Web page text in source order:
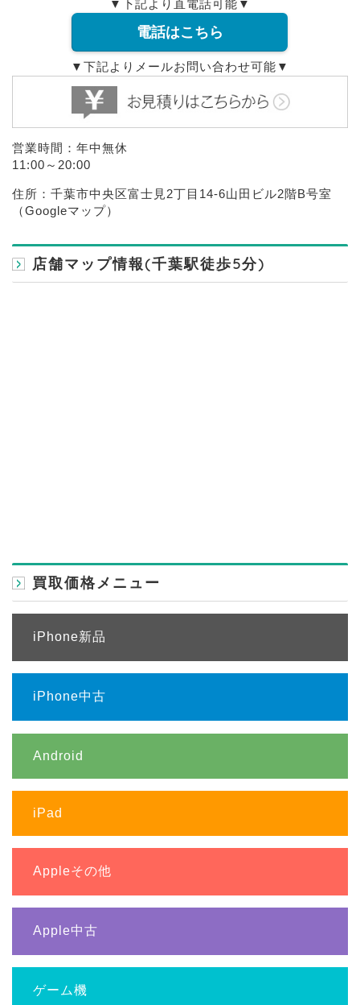
▼下記より直電話可能▼
電話はこちら
▼下記よりメールお問い合わせ可能▼
営業時間：年中無休
11:00～20:00
住所：千葉市中央区富士見2丁目14-6山田ビル2階B号室
（Googleマップ）
店舗マップ情報(千葉駅徒歩5分)
買取価格メニュー
iPhone新品
iPhone中古
Android
iPad
Appleその他
Apple中古
ゲーム機